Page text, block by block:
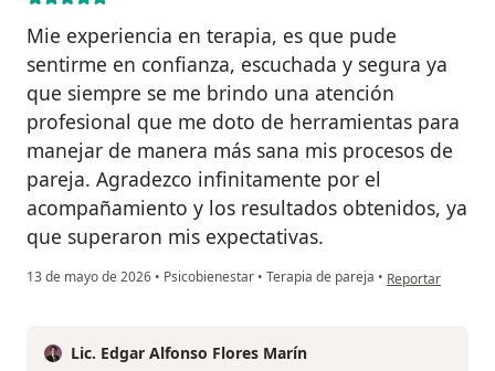
Mie experiencia en terapia, es que pude
sentirme en confianza, escuchada y segura ya
que siempre se me brindo una atención
profesional que me doto de herramientas para
manejar de manera más sana mis procesos de
pareja. Agradezco infinitamente por el
acompañamiento y los resultados obtenidos, ya
que superaron mis expectativas.
13 de mayo de 2026 • Psicobienestar • Terapia de pareja • en opinión del
Reportar
Lic. Edgar Alfonso Flores Marín